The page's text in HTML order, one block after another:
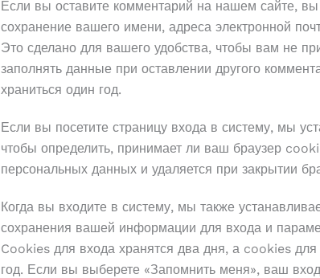
Если вы оставите комментарий на нашем сайте, вы
сохранение вашего имени, адреса электронной
Это сделано для вашего удобства, чтобы вам не
заполнять данные при оставлении другого
храниться один год.
Если вы посетите страницу входа в систему, мы
чтобы определить, принимает ли ваш браузер
персональных данных и удаляется при закрытии
Когда вы входите в систему, мы также
сохранения вашей информации для входа и
Cookies для входа хранятся два дня, а cookies
год. Если вы выберете «Запомнить меня», ваш